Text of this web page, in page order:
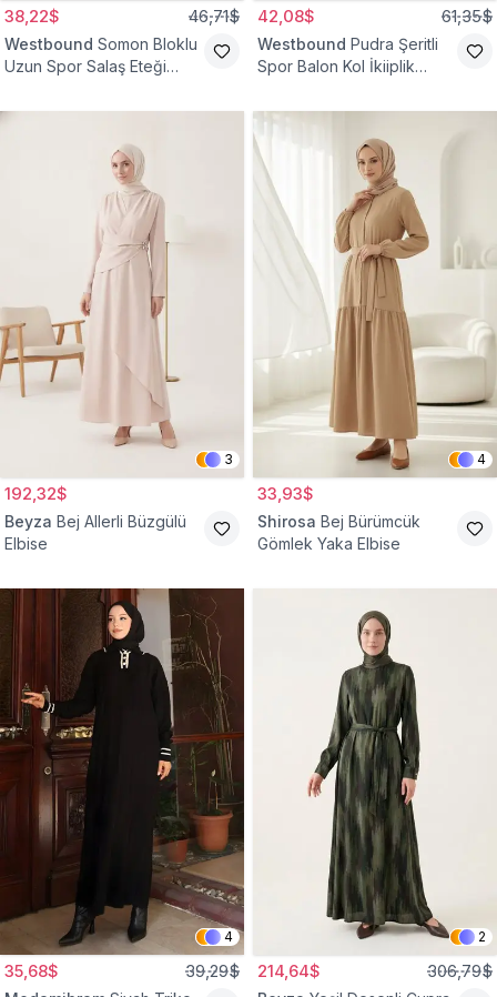
38,22$ 46,71$
Westbound Somon Bloklu
Uzun Spor Salaş Eteği
42,08$ 61,35$
Westbound Pudra Şeritli
Spor Balon Kol İkiiplik
3
192,32$
Beyza Bej Allerli Büzgülü
Elbise
4
33,93$
Shirosa Bej Bürümcük
Gömlek Yaka Elbise
4
35,68$ 39,29$
2
214,64$ 306,79$